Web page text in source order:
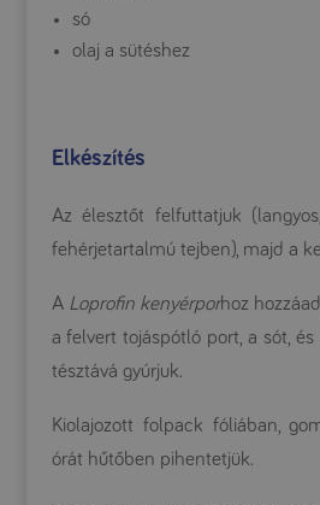
só
olaj a sütéshez
Elkészítés
Az élesztőt felfuttatjuk
fehérjetartalmú tejben), majd a
A Loprofin kenyérporhoz
a felvert tojáspótló port, a sót,
tésztává gyúrjuk.
Kiolajozott folpack fóliában,
órát hűtőben pihentetjük.